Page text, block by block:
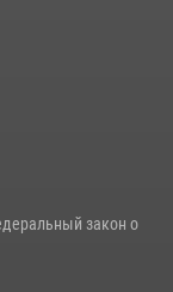
закон о